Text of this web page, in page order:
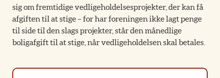
sig om fremtidige vedligeholdelsesprojekter, der kan få
afgiften til at stige – for har foreningen ikke lagt penge
til side til den slags projekter, står den månedlige
boligafgift til at stige, når vedligeholdelsen skal betales.